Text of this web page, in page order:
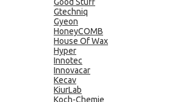
Gtechniq
Gyeon
HoneyCOMB
House Of Wax
Hyper
Innotec
Innovacar
Kecav
KiurLab
Koch-Chemie